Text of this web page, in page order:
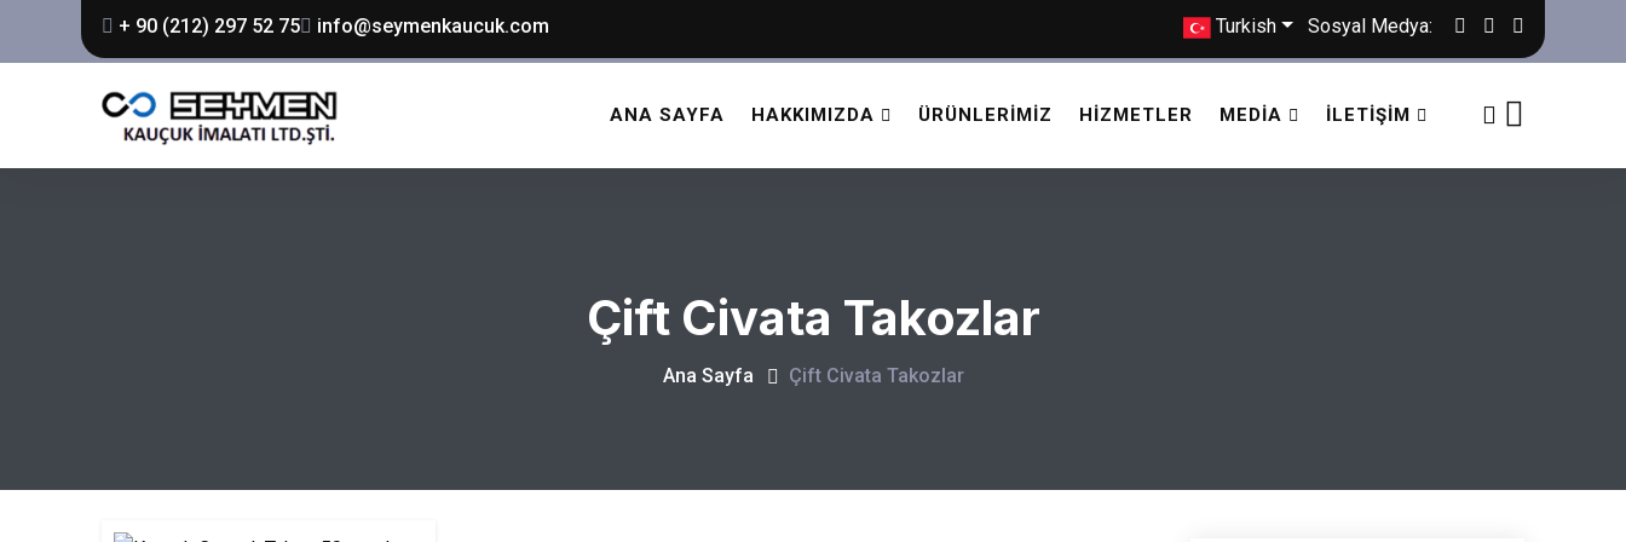
+ 90 (212) 297 52 75 info@seymenkaucuk.com Turkish Sosyal Medya:
ANA SAYFA HAKKIMIZDA ÜRÜNLERIMIZ HIZMETLER MEDIA İLETIŞIM
Çift Civata Takozlar
Ana Sayfa Çift Civata Takozlar